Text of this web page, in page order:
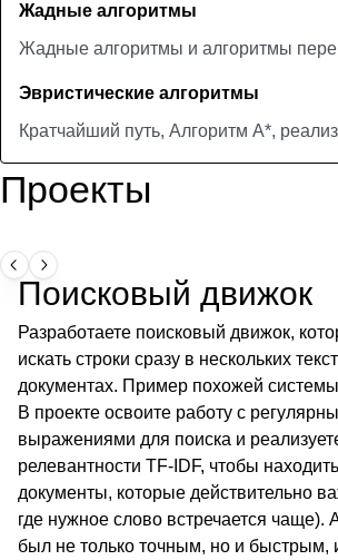
Жадные алгоритмы
Жадные алгоритмы и алгоритмы
Эвристические алгоритмы
Кратчайший путь, Алгоритм А*,
Проекты
Поисковый движок
Разработаете поисковый движок,
искать строки сразу в нескольких
документах. Пример похожей
В проекте освоите работу с
выражениями для поиска и
релевантности TF-IDF, чтобы
документы, которые действительно
где нужное слово встречается чаще).
был не только точным, но и быстрым,